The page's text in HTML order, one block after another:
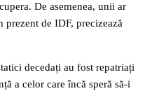
De asemenea, unii ar
de IDF, precizează
decedați au fost repatriați
a celor care încă speră să-i